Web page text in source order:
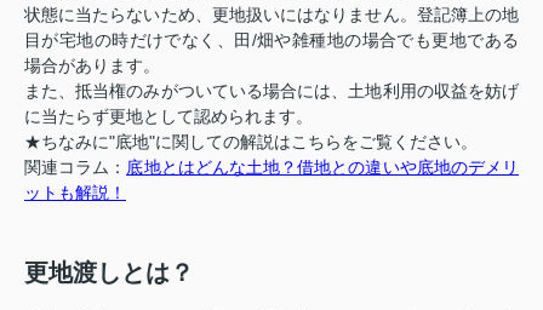
状態に当たらないため、更地扱いにはなりません。登記簿上の地
目が宅地の時だけでなく、田/畑や雑種地の場合でも更地である
場合があります。
また、抵当権のみがついている場合には、土地利用の収益を妨げ
に当たらず更地として認められます。
★ちなみに"底地"に関しての解説はこちらをご覧ください。
関連コラム： 底地とはどんな土地？借地との違いや底地のデメリ
ットも解説！
更地渡しとは？